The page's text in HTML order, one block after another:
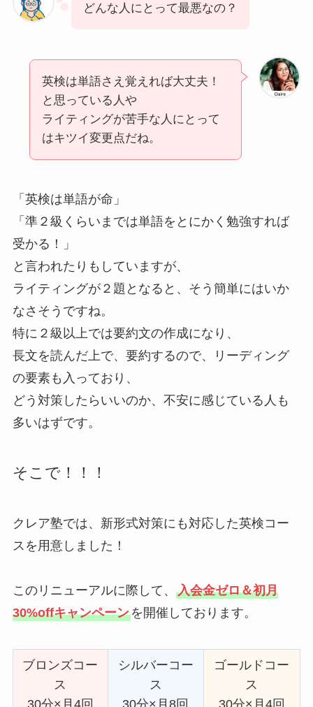
どんな人にとって最悪なの？
英検は単語さえ覚えれば大丈夫！
と思っている人や
ライティングが苦手な人にとって
はキツイ変更点だね。
「英検は単語が命」
「準２級くらいまでは単語をとにかく勉強すれば
受かる！」
と言われたりもしていますが、
ライティングが２題となると、そう簡単にはいか
なさそうですね。
特に２級以上では要約文の作成になり、
長文を読んだ上で、要約するので、リーディング
の要素も入っており、
どう対策したらいいのか、不安に感じている人も
多いはずです。
そこで！！！
クレア塾では、新形式対策にも対応した英検コー
スを用意しました！
このリニューアルに際して、 入会金ゼロ＆初月
30%offキャンペーンを開催しております。
ブロンズコー
ス
30分×月4回
シルバーコー
ス
30分×月8回
ゴールドコー
ス
30分×月4回